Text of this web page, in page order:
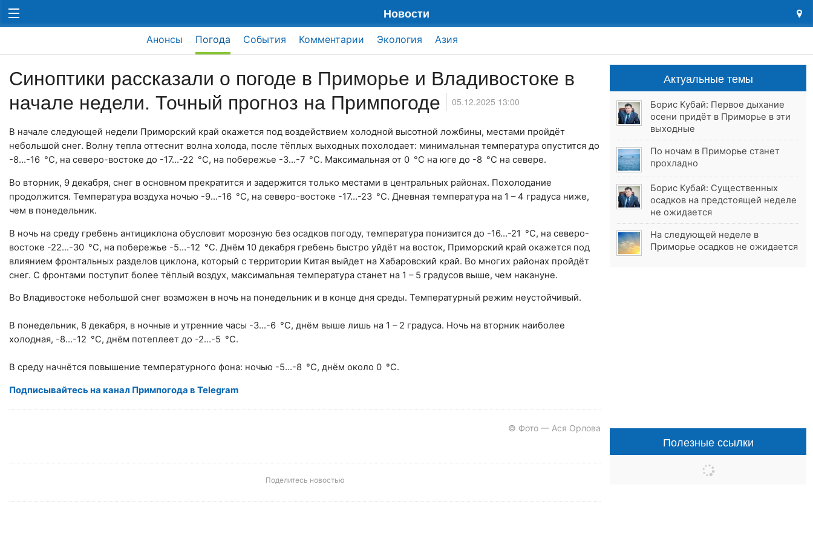
Новости
Анонсы Погода События Комментарии Экология Азия
Синоптики рассказали о погоде в Приморье и Владивостоке в
начале недели. Точный прогноз на Примпогоде
05.12.2025 13:00
В начале следующей недели Приморский край окажется под воздействием холодной высотной ложбины, местами пройдёт
небольшой снег. Волну тепла оттеснит волна холода, после тёплых выходных похолодает: минимальная температура опустится до
-8…-16 °C, на северо-востоке до -17…-22 °C, на побережье -3…-7 °C. Максимальная от 0 °C на юге до -8 °C на севере.
Во вторник, 9 декабря, снег в основном прекратится и задержится только местами в центральных районах. Похолодание
продолжится. Температура воздуха ночью -9…-16 °C, на северо-востоке -17…-23 °C. Дневная температура на 1 – 4 градуса ниже,
чем в понедельник.
В ночь на среду гребень антициклона обусловит морозную без осадков погоду, температура понизится до -16…-21 °C, на северо-
востоке -22…-30 °C, на побережье -5…-12 °C. Днём 10 декабря гребень быстро уйдёт на восток, Приморский край окажется под
влиянием фронтальных разделов циклона, который с территории Китая выйдет на Хабаровский край. Во многих районах пройдёт
снег. С фронтами поступит более тёплый воздух, максимальная температура станет на 1 – 5 градусов выше, чем накануне.
Во Владивостоке небольшой снег возможен в ночь на понедельник и в конце дня среды. Температурный режим неустойчивый.
В понедельник, 8 декабря, в ночные и утренние часы -3...-6 °C, днём выше лишь на 1 – 2 градуса. Ночь на вторник наиболее
холодная, -8…-12 °C, днём потеплеет до -2…-5 °C.
В среду начнётся повышение температурного фона: ночью -5…-8 °C, днём около 0 °C.
Подписывайтесь на канал Примпогода в Telegram
© Фото — Ася Орлова
Поделитесь новостью
Актуальные темы
Борис Кубай: Первое дыхание
осени придёт в Приморье в эти
выходные
По ночам в Приморье станет
прохладно
Борис Кубай: Существенных
осадков на предстоящей неделе
не ожидается
На следующей неделе в
Приморье осадков не ожидается
Полезные ссылки